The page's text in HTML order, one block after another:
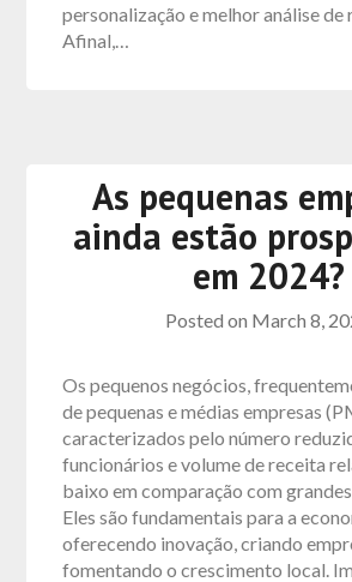
personalização e melhor análise de
Afinal,…
As pequenas
ainda estão
em 2024?
Posted on March 8,
Os pequenos negócios,
de pequenas e médias empresas
caracterizados pelo número
funcionários e volume de receita
baixo em comparação com
Eles são fundamentais para a
oferecendo inovação, criando
fomentando o crescimento local.